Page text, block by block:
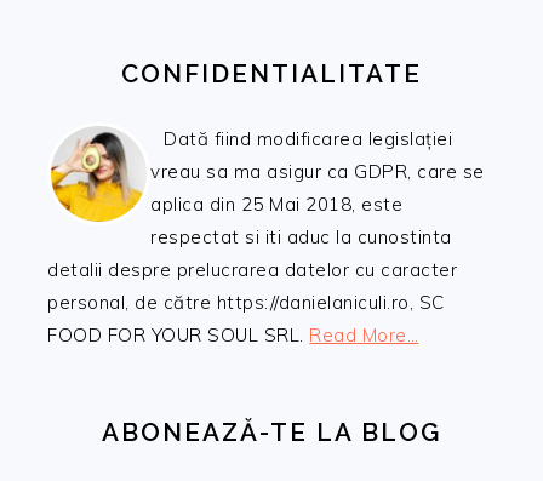
CONFIDENTIALITATE
Dată fiind modificarea legislației
vreau sa ma asigur ca GDPR, care se
aplica din 25 Mai 2018, este
respectat si iti aduc la cunostinta
detalii despre prelucrarea datelor cu caracter
personal, de către https://danielaniculi.ro, SC
FOOD FOR YOUR SOUL SRL. Read More…
ABONEAZĂ-TE LA BLOG